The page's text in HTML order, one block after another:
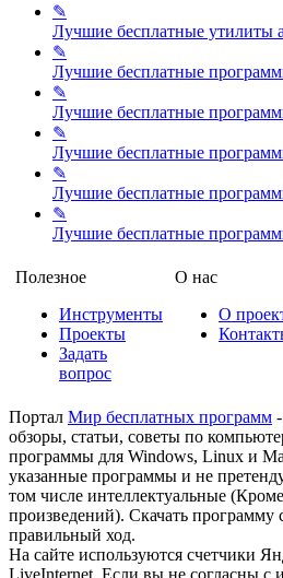
✎
Лучшие бесплатные утилиты
✎
Лучшие бесплатные
✎
Лучшие бесплатные
✎
Лучшие бесплатные
✎
Лучшие бесплатные
✎
Лучшие бесплатные
Полезное
Инструменты
Проекты
Задать
вопрос
О нас
О
Портал Мир бесплатных программ
обзоры, статьи, советы по
программы для Windows, Linux и
указанные программы и не
том числе интеллектуальные
произведений). Скачать программу
правильный ход.
На сайте используются счетчики
LiveInternet. Если вы не согласны с